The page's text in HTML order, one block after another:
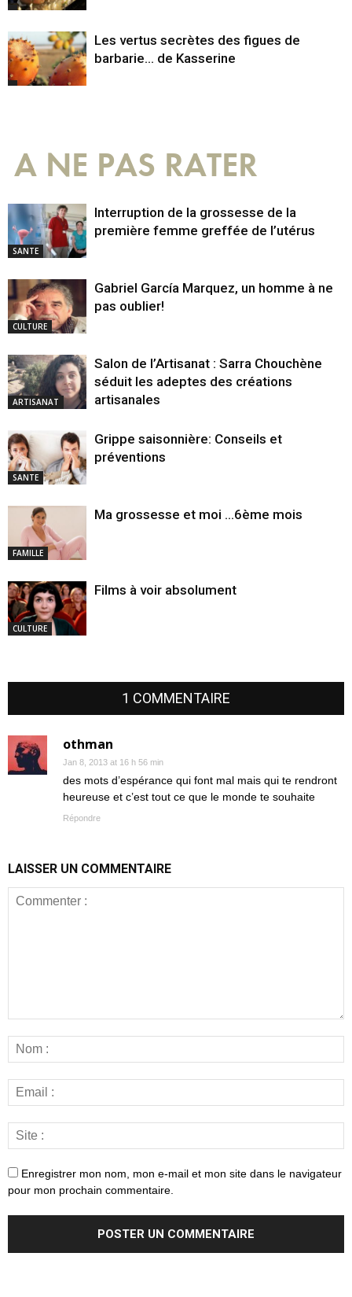
Les vertus secrètes des figues de
barbarie… de Kasserine
A NE PAS RATER
SANTE
Interruption de la grossesse de la
première femme greffée de l’utérus
CULTURE
Gabriel García Marquez, un homme à ne
pas oublier!
ARTISANAT
Salon de l’Artisanat : Sarra Chouchène
séduit les adeptes des créations
artisanales
SANTE
Grippe saisonnière: Conseils et
préventions
FAMILLE
Ma grossesse et moi …6ème mois
CULTURE
Films à voir absolument
1 COMMENTAIRE
othman
Jan 8, 2013 at 16 h 56 min
des mots d’espérance qui font mal mais qui te rendront
heureuse et c’est tout ce que le monde te souhaite
Répondre
LAISSER UN COMMENTAIRE
Enregistrer mon nom, mon e-mail et mon site dans le navigateur
pour mon prochain commentaire.